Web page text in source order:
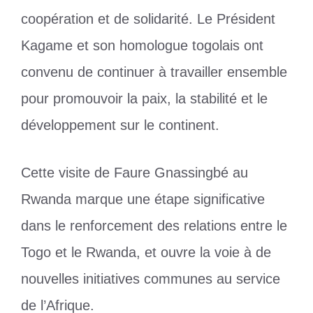
coopération et de solidarité. Le Président
Kagame et son homologue togolais ont
convenu de continuer à travailler ensemble
pour promouvoir la paix, la stabilité et le
développement sur le continent.
Cette visite de Faure Gnassingbé au
Rwanda marque une étape significative
dans le renforcement des relations entre le
Togo et le Rwanda, et ouvre la voie à de
nouvelles initiatives communes au service
de l’Afrique.